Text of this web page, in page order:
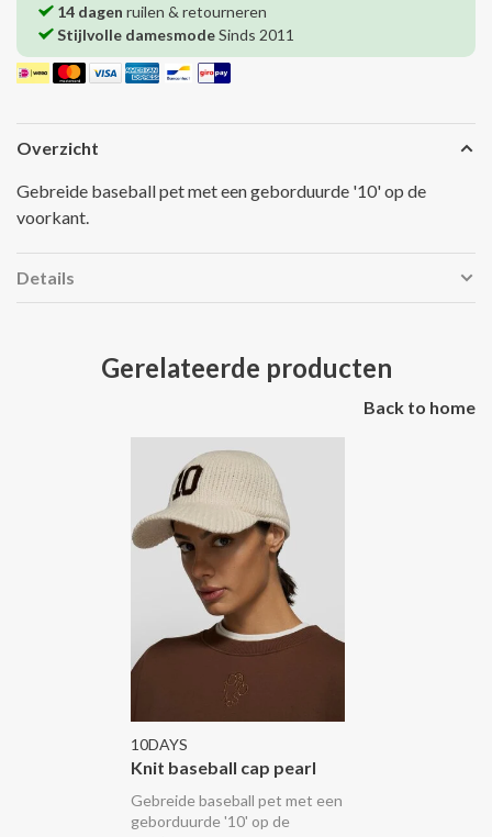
14 dagen ruilen & retourneren
Stijlvolle damesmodeSinds 2011
Overzicht
Gebreide baseball pet met een geborduurde '10' op de
voorkant.
Details
Gerelateerde producten
Back to home
10DAYS
Knit baseball cap pearl
Gebreide baseball pet met een
geborduurde '10' op de